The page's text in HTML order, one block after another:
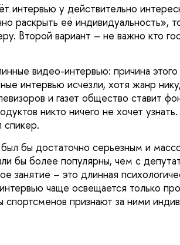
интервью у действительно
раскрыть её индивидуальность»,
Второй вариант – не важно кто
видео-интервью: причина
интервью исчезли, хотя жанр
и газет общество ставит
никто ничего не хочет
спикер.
бы достаточно серьезным и
бы более популярны, чем с
занятие – это длинная
чаще освещается только
признают за ними